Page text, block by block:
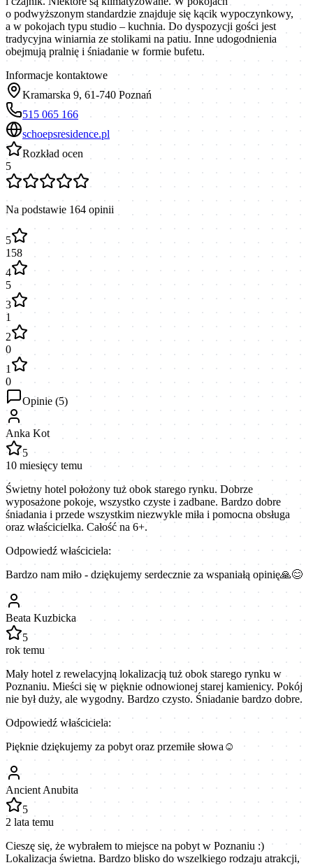
o podwyższonym standardzie znajduje się kącik wypoczynkowy,
a w pokojach typu studio – kuchnia. Do dyspozycji gości jest
tradycyjna winiarnia ze stolikami na patiu. Inne udogodnienia
obejmują pralnię i śniadanie w formie bufetu.
Informacje kontaktowe
Kramarska 9, 61-740 Poznań
515 065 166
schoepsresidence.pl
Rozkład ocen
5
Na podstawie 164 opinii
5
158
4
5
3
1
2
0
1
0
Opinie (5)
Anka Kot
5
10 miesięcy temu
Świetny hotel położony tuż obok starego rynku. Dobrze
wyposażone pokoje, wszystko czyste i zadbane. Bardzo dobre
śniadania i przede wszystkim niezwykle miła i pomocna obsługa
oraz właścicielka. Całość na 6+.
Odpowiedź właściciela:
Bardzo nam miło - dziękujemy serdecznie za wspaniałą opinię🙏😊
Beata Kuzbicka
5
rok temu
Mały hotel z rewelacyjną lokalizacją tuż obok starego rynku w
Poznaniu. Mieści się w pięknie odnowionej starej kamienicy. Pokój
nie był duży, ale wygodny. Bardzo czysto. Śniadanie bardzo dobre.
Odpowiedź właściciela:
Pięknie dziękujemy za pobyt oraz przemiłe słowa☺️
Ancient Anubita
5
2 lata temu
Cieszę się, że wybrałem to miejsce na pobyt w Poznaniu :)
Lokalizacja świetna. Bardzo blisko do wszelkiego rodzaju atrakcji,